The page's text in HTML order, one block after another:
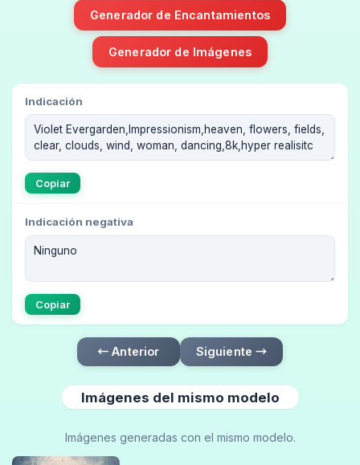
Generador de Encantamientos
Generador de Imágenes
Indicación
Copiar
Indicación negativa
Copiar
← Anterior Siguiente →
Imágenes del mismo modelo
Imágenes generadas con el mismo modelo.